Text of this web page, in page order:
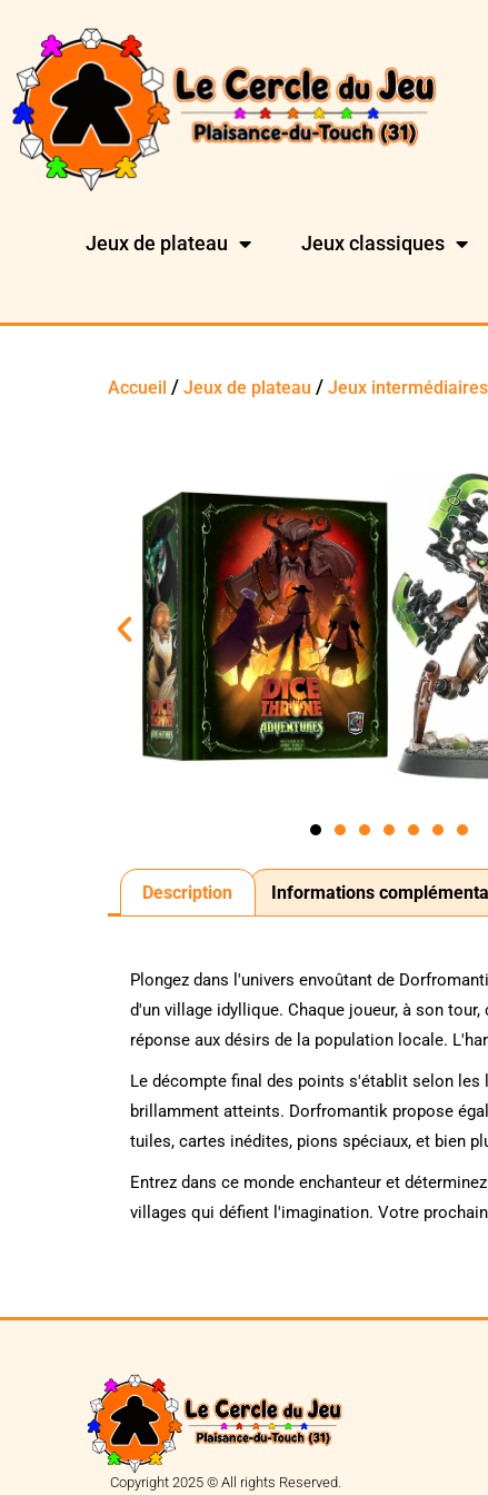
Jeux de plateau Jeux classiques
Accueil /Jeux de plateau /Jeux intermédiaires
Description Informations
Plongez dans l'univers envoûtant de
d'un village idyllique. Chaque joueur, à son
réponse aux désirs de la population locale.
Le décompte final des points s'établit selon
brillamment atteints. Dorfromantik propose
tuiles, cartes inédites, pions spéciaux, et bien
Entrez dans ce monde enchanteur et
villages qui défient l'imagination. Votre
Copyright 2025 © All rights Reserved.